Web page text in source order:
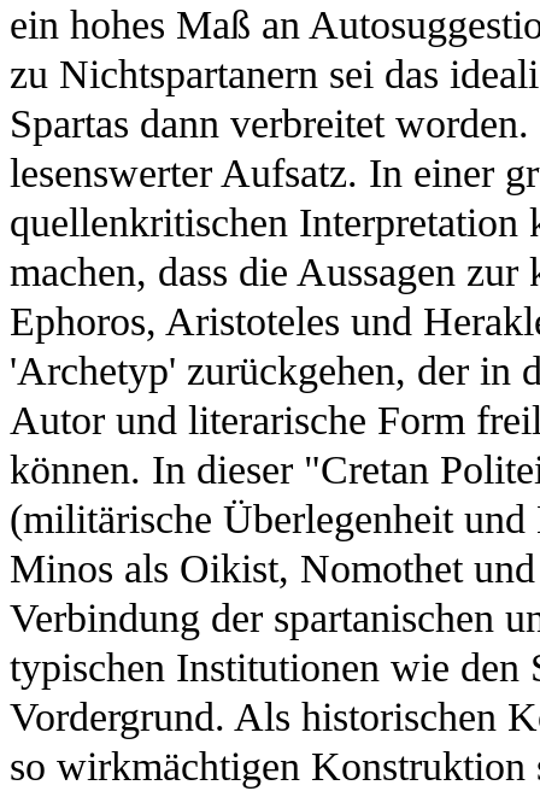
ein hohes Maß an
zu Nichtspartanern sei das
Spartas dann verbreitet
lesenswerter Aufsatz. In einer
quellenkritischen Interpretation
machen, dass die Aussagen
Ephoros, Aristoteles und
'Archetyp' zurückgehen, der in
Autor und literarische Form
können. In dieser "Cretan
(militärische Überlegenheit und
Minos als Oikist, Nomothet
Verbindung der spartanischen
typischen Institutionen wie den
Vordergrund. Als historischen
so wirkmächtigen